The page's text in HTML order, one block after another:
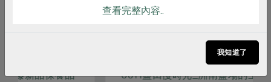
0811鹽田慢時光_洲南鹽場的土地、海風與鹽
查看完整內容..
我知道了